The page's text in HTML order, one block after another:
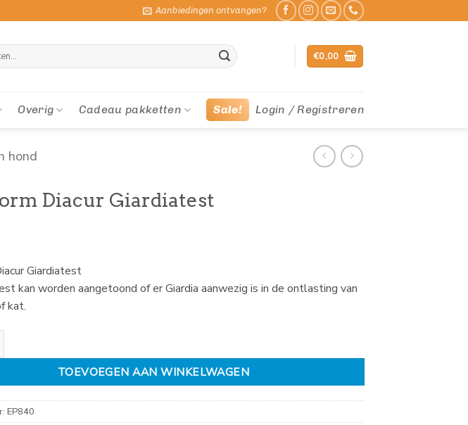
Aanbiedingen ontvangen?
€0,00
Overig Cadeau pakketten Sale! Login / Registreren
hond
Diacur Giardiatest
Giardiatest
kan worden aangetoond of er Giardia aanwezig is in de ontlasting van
kat.
Giardiatest aantal
TOEVOEGEN AAN WINKELWAGEN
EP840